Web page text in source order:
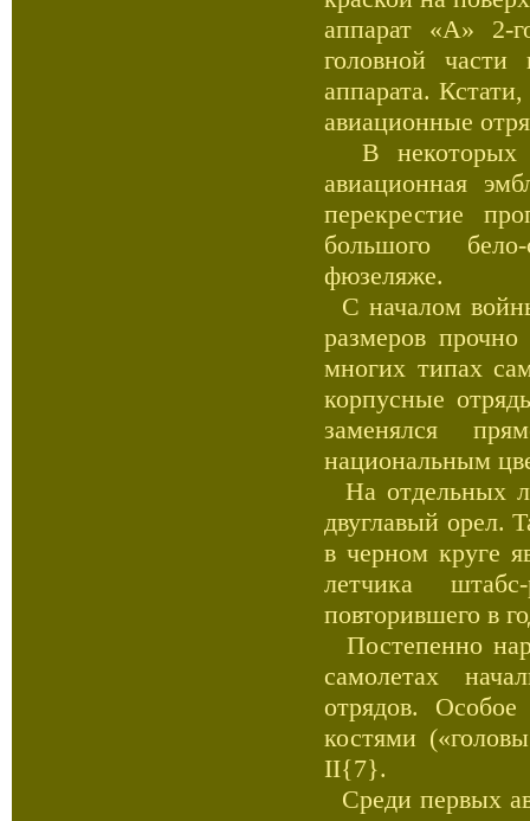
аппарат «А» 2-
головной части
аппарата.
авиационные
В некоторых
авиационная
перекрестие
большого
фюзеляже.
С началом
размеров прочно
многих типах
корпусные
заменялся
национальным
На отдельных
двуглавый орел.
в черном круге
летчика
повторившего в
Постепенно
самолетах
отрядов.
костями
II{7}.
Среди первых